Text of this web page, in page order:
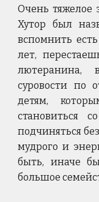
Очень тяжелое
Хутор был
вспомнить
лет,
лютеранина,
суровости по
детям,
становиться
подчиняться
мудрого и
быть, иначе
большое